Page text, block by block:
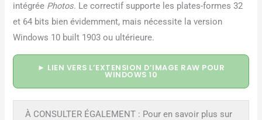
intégrée Photos. Le correctif supporte les plates-formes 32
et 64 bits bien évidemment, mais nécessite la version
Windows 10 built 1903 ou ultérieure.
► LIEN VERS L’EXTENSION D’IMAGE RAW POUR
WINDOWS 10
À CONSULTER ÉGALEMENT : Pour en savoir plus sur